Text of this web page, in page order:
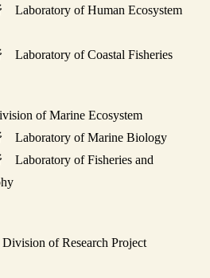
of Human Ecosystem
of Coastal Fisheries
of Marine Ecosystem
of Marine Biology
of Fisheries and
of Research Project